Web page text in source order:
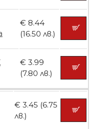
БЕЗПЛАТНО
сваляне на гел лак 5
€ 8.44
(16.50 лв.)
€ 3.99
(7.80 лв.)
€ 3.45 (6.75
лв.)